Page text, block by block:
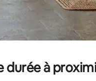
durée à